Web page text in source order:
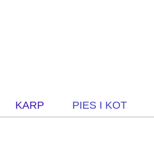
KARP PIES I KOT